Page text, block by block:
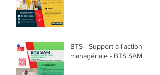
BTS - Support à l'action
managériale - BTS SAM